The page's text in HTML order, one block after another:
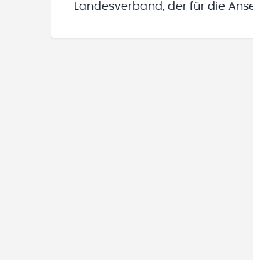
Landesverband, der für die